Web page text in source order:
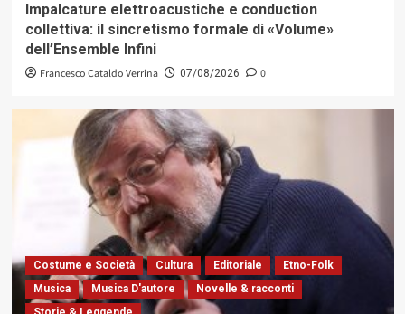
Impalcature elettroacustiche e conduction
collettiva: il sincretismo formale di «Volume»
dell’Ensemble Infini
Francesco Cataldo Verrina 07/08/2026 0
Costume e Società Cultura Editoriale
Etno-Folk
Musica
Musica D'autore
Novelle & racconti